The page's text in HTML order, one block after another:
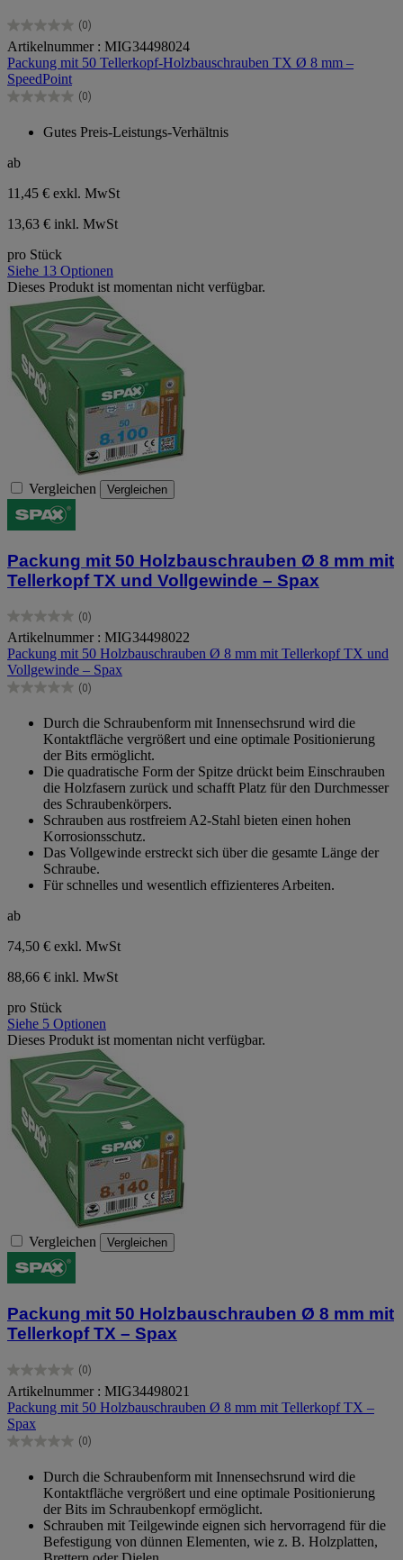
(0)
0.0
von
5
Sternen.
Artikelnummer : MIG34498024
Packung mit 50 Tellerkopf-Holzbauschrauben TX Ø 8 mm –
SpeedPoint
(0)
0.0
Gutes Preis-Leistungs-Verhältnis
ab
11,45 € exkl. MwSt
13,63 € inkl. MwSt
pro Stück
Siehe 13 Optionen
Dieses Produkt ist momentan nicht verfügbar.
Vergleichen Vergleichen
Packung mit 50 Holzbauschrauben Ø 8 mm mit
Tellerkopf TX und Vollgewinde – Spax
(0)
0.0
von
5
Sternen.
Artikelnummer : MIG34498022
Packung mit 50 Holzbauschrauben Ø 8 mm mit Tellerkopf TX und
Vollgewinde – Spax
(0)
0.0
Sternen.
Durch die Schraubenform mit Innensechsrund wird die
Kontaktfläche vergrößert und eine optimale Positionierung
der Bits ermöglicht.
Die quadratische Form der Spitze drückt beim Einschrauben
die Holzfasern zurück und schafft Platz für den Durchmesser
des Schraubenkörpers.
Schrauben aus rostfreiem A2-Stahl bieten einen hohen
Korrosionsschutz.
Das Vollgewinde erstreckt sich über die gesamte Länge der
Schraube.
Für schnelles und wesentlich effizienteres Arbeiten.
ab
74,50 € exkl. MwSt
88,66 € inkl. MwSt
pro Stück
Siehe 5 Optionen
Dieses Produkt ist momentan nicht verfügbar.
Vergleichen Vergleichen
Packung mit 50 Holzbauschrauben Ø 8 mm mit
Tellerkopf TX – Spax
(0)
0.0
von
5
Sternen.
Artikelnummer : MIG34498021
Packung mit 50 Holzbauschrauben Ø 8 mm mit Tellerkopf TX –
Spax
(0)
0.0
Sternen.
Durch die Schraubenform mit Innensechsrund wird die
Kontaktfläche vergrößert und eine optimale Positionierung
der Bits im Schraubenkopf ermöglicht.
Schrauben mit Teilgewinde eignen sich hervorragend für die
Befestigung von dünnen Elementen, wie z. B. Holzplatten,